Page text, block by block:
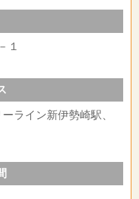
１
ライン新伊勢崎駅、